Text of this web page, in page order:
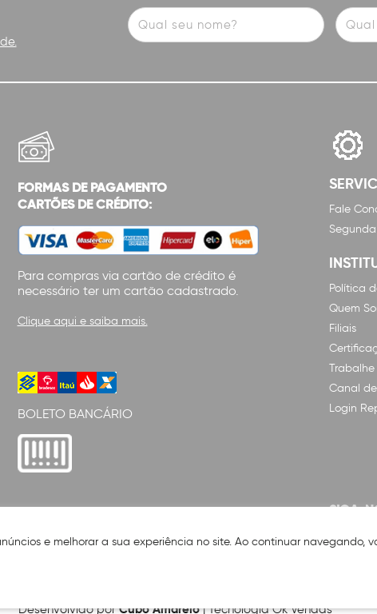
FORMAS DE PAGAMENTO
CARTÕES DE CRÉDITO:
Para compras via cartão de crédito é
necessário ter um cartão cadastrado.
Clique aqui e saiba mais.
BOLETO BANCÁRIO
Fale
Política
Quem
Filiais
Canal
Login
SIGA-
Desenvolvido porCubo Amarelo| Tecnologia Ok Vendas
e melhorar a sua experiência no site. Ao continuar navegando,